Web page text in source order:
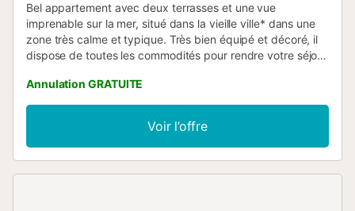
Bel appartement avec deux terrasses et une vue
imprenable sur la mer, situé dans la vieille ville* dans une
zone très calme et typique. Très bien équipé et décoré, il
dispose de toutes les commodités pour rendre votre séjour
sans ascenseur. *Le centre historique de Villajoyosa est un
espace protégé, avec des rues étroites et des maisons
traditionnelles colorées. Séjourner dans l'une de ces
maisons est une expérience inoubliable, mais en même
temps cela a ses inconvénients : accès restreint aux
Annulation GRATUITE
Voir l’offre